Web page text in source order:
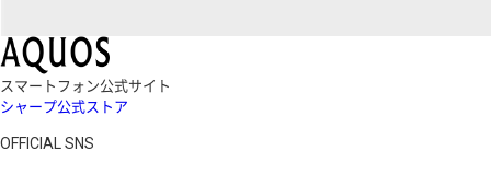
スマートフォン公式サイト
シャープ公式ストア
OFFICIAL SNS